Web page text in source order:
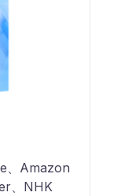
、Amazon
、NHK